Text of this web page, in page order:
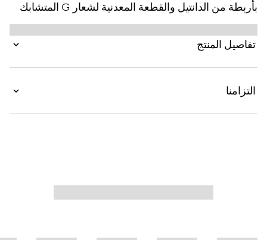
بأربطة من الدانتيل والقطعة المعدنية لشعار G المتشابك
المستدير.
تفاصيل المنتج
التزامنا